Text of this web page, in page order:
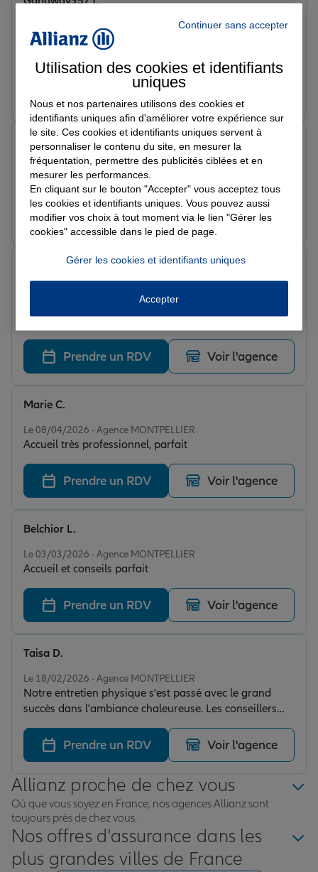
Le 16/06/2026 - Agence MONTPELLIER
Une équipe vraiment au top et très professionnel ! A
Prendre un RDV
Note de 5 sur 5
Le 10/06/2026 - Agence MONTPELLIER
Très bon accueil très bon conseil de Marie
Prendre un RDV Voir l'agence
Superbe équipe très à l’écoute. Très bon accueil et très
bons conseils. Je recommande !
Babouche B.
Prendre un RDV Voir l'agence
Le 08/04/2026 - Agence MONTPELLIER
Accueil très professionnel, parfait
Marie C.
Prendre un RDV Voir l'agence
Le 03/03/2026 - Agence MONTPELLIER
Accueil et conseils parfait
Belchior L.
Prendre un RDV Voir l'agence
Le 18/02/2026 - Agence MONTPELLIER
Notre entretien physique s'est passé avec le grand
succès dans l'ambiance chaleureuse. Les conseillers
sont très sympathiques. Merci beaucoup !
Taisa D.
Prendre un RDV Voir l'agence
Allianz proche de chez vous
Où que vous soyez en France, nos agences Allianz sont
toujours près de chez vous.
Nos offres d'assurance dans les
plus grandes villes de France
Continuer sans accepter
Utilisation des cookies et identifiants
uniques
Nous et nos partenaires utilisons des cookies et
identifiants uniques afin d'améliorer votre expérience sur
le site. Ces cookies et identifiants uniques servent à
personnaliser le contenu du site, en mesurer la
fréquentation, permettre des publicités ciblées et en
mesurer les performances.
En cliquant sur le bouton "Accepter" vous acceptez tous
les cookies et identifiants uniques. Vous pouvez aussi
modifier vos choix à tout moment via le lien "Gérer les
cookies" accessible dans le pied de page.
Gérer les cookies et identifiants uniques
Accepter